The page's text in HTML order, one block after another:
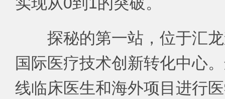
探秘的第一站，位于汇
国际医疗技术创新转化中心
线临床医生和海外项目进行